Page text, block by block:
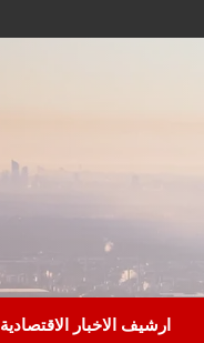
ارشيف الاخبار الاقتصادية